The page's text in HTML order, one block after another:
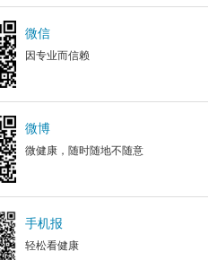
微信
因专业而信赖
微博
微健康，随时随地不随意
手机报
轻松看健康